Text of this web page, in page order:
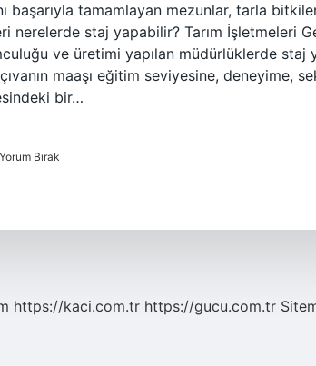
başarıyla tamamlayan mezunlar, tarla
nerelerde staj yapabilir? Tarım İşletmeleri
ve üretimi yapılan müdürlüklerde
maaşı eğitim seviyesine, deneyime,
bir…
Yorum Bırak
https://kaci.com.tr https://gucu.com.tr